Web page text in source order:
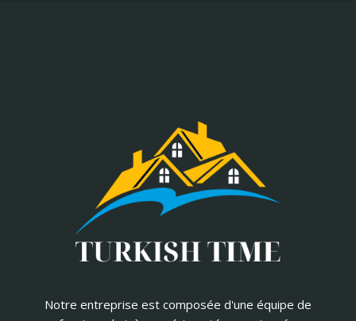
Notre entreprise est composée d'une équipe de